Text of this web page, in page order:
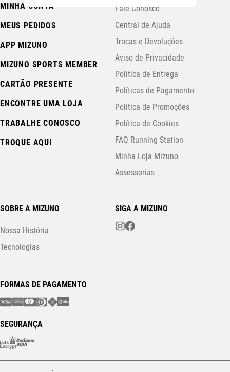
MINHA CONTA
MEUS PEDIDOS
APP MIZUNO
MIZUNO SPORTS MEMBER
CARTÃO PRESENTE
ENCONTRE UMA LOJA
TRABALHE CONOSCO
TROQUE AQUI
Fale Conosco
Central de Ajuda
Trocas e Devoluções
Aviso de Privacidade
Política de Entrega
Políticas de Pagamento
Política de Promoções
Política de Cookies
FAQ Running Station
Minha Loja Mizuno
Assessorias
SOBRE A MIZUNO
Nossa História
Tecnologias
SIGA A MIZUNO
FORMAS DE PAGAMENTO
SEGURANÇA